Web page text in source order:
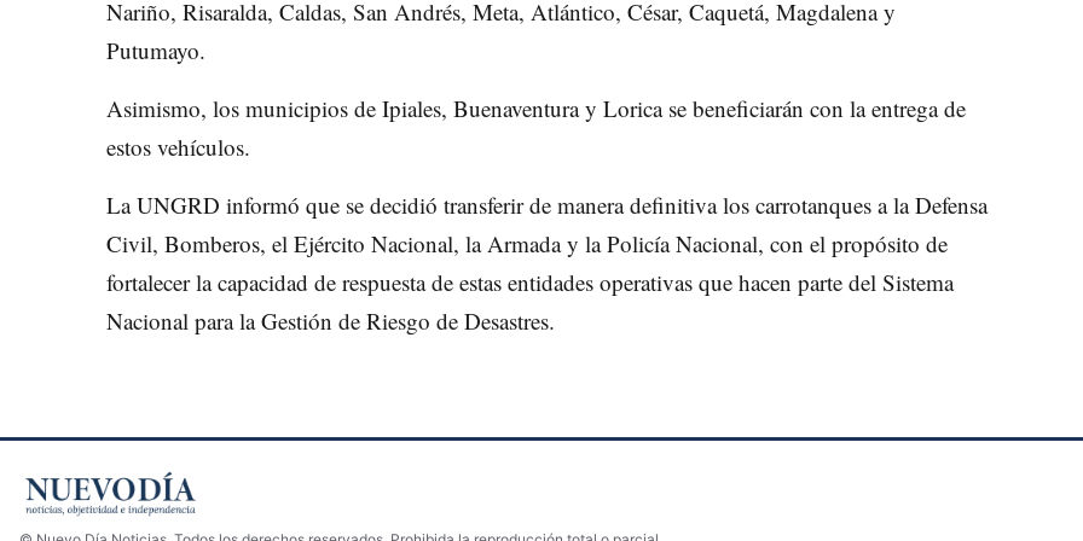
Nariño, Risaralda, Caldas, San Andrés, Meta, Atlántico, César, Caquetá, Magdalena y
Putumayo.
Asimismo, los municipios de Ipiales, Buenaventura y Lorica se beneficiarán con la entrega de
estos vehículos.
La UNGRD informó que se decidió transferir de manera definitiva los carrotanques a la Defensa
Civil, Bomberos, el Ejército Nacional, la Armada y la Policía Nacional, con el propósito de
fortalecer la capacidad de respuesta de estas entidades operativas que hacen parte del Sistema
Nacional para la Gestión de Riesgo de Desastres.